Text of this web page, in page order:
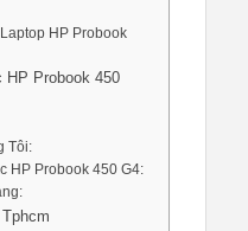
HP Probook
HP Probook 450
Tôi:
HP Probook 450 G4: